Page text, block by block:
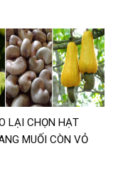
LẠI CHỌN HẠT
MUỐI CÒN VỎ